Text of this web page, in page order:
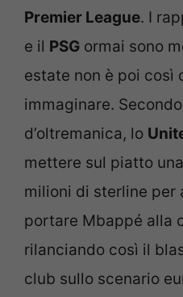
Premier League. I
e il PSG ormai sono
estate non è poi così
immaginare.
d’oltremanica, lo
mettere sul piatto
milioni di sterline per
portare Mbappé alla
rilanciando così il
club sullo scenario